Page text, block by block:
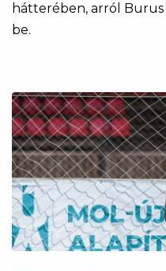
hátterében, arról Burus
be.